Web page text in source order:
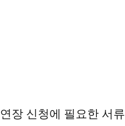
연장 신청에 필요한 서류